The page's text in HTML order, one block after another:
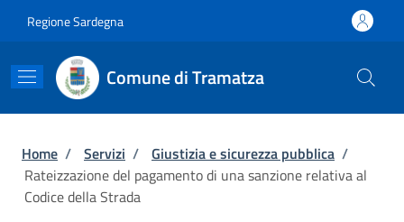
Regione Sardegna
Comune di Tramatza
Briciole di pane
Home / Servizi / Giustizia e sicurezza pubblica /
Rateizzazione del pagamento di una sanzione relativa al
Codice della Strada